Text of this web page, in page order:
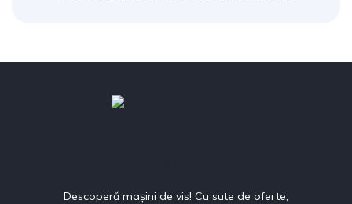
Descoperă mașini de vis! Cu sute de oferte,